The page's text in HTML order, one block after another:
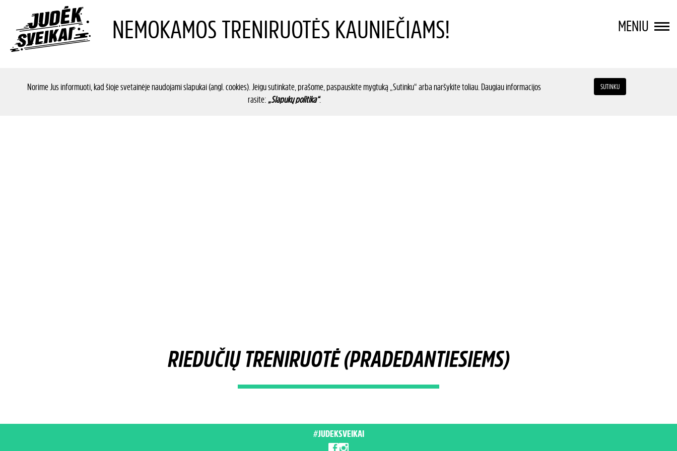
NEMOKAMOS TRENIRUOTĖS KAUNIEČIAMS! MENIU
Norime Jus informuoti, kad šioje svetainėje naudojami slapukai (angl. cookies). Jeigu sutinkate, prašome, paspauskite mygtuką „Sutinku“ arba naršykite toliau. Daugiau informacijos
rasite: „Slapukų politika“.
SUTINKU
RIEDUČIŲ TRENIRUOTĖ (PRADEDANTIESIEMS)
#JUDEKSVEIKAI